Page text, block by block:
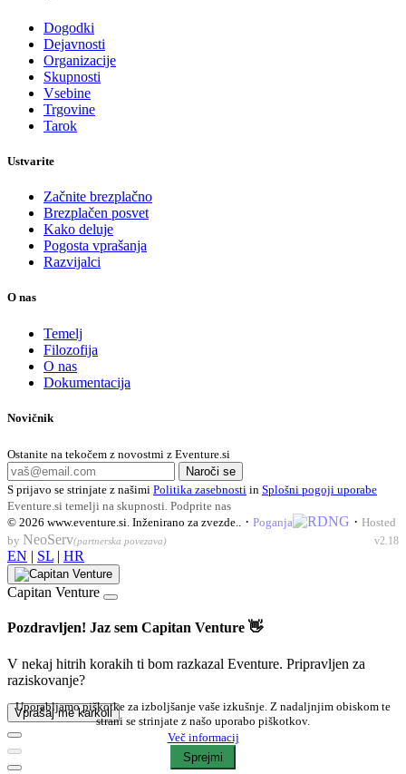
Dogodki
Dejavnosti
Organizacije
Skupnosti
Vsebine
Trgovine
Tarok
Ustvarite
Začnite brezplačno
Brezplačen posvet
Kako deluje
Pogosta vprašanja
Razvijalci
O nas
Temelj
Filozofija
O nas
Dokumentacija
Novičnik
Ostanite na tekočem z novostmi z Eventure.si
Naroči se
S prijavo se strinjate z našimi Politika zasebnosti in Splošni pogoji uporabe
Eventure.si temelji na skupnosti. Podprite nas
© 2026 www.eventure.si Inženirano za zvezde. · Poganja · Hosted
by NeoServ(partnerska povezava) v2.18
EN | SL | HR
Capitan Venture
Pozdravljen! Jaz sem Capitan Venture 👋
V nekaj hitrih korakih ti bom razkazal Eventure. Pripravljen za
raziskovanje?
Vprašaj me karkoli
Uporabljamo piškotke za izboljšanje vaše izkušnje. Z nadaljnjim obiskom te
strani se strinjate z našo uporabo piškotkov.
Več informacij
Sprejmi